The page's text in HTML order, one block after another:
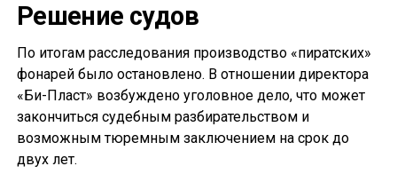
Решение судов
По итогам расследования производство «пиратских»
фонарей было остановлено. В отношении директора
«Би-Пласт» возбуждено уголовное дело, что может
закончиться судебным разбирательством и
возможным тюремным заключением на срок до
двух лет.